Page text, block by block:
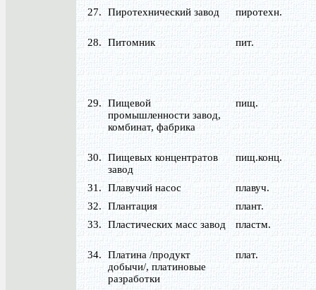
27.
Пиротехнический завод пиротехн.
28. Питомник пит.
29.
Пищевой
промышленности завод,
комбинат, фабрика
пищ.
30.
Пищевых концентратов
завод
пищ.конц.
31. Плавучий насос
плавуч.
32.
Плантация
плант.
33.
Пластических масс завод пластм.
34.
Платина /продукт
добычи/, платиновые
разработки
плат.